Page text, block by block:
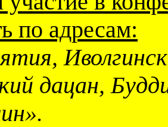
по адресам:
дацан,